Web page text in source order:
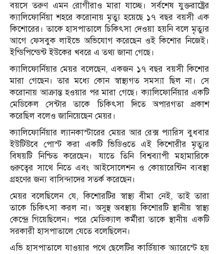
বয়সে তরুণ এমন রোগীরাও মারা যাচ্ছে। সর্বশেষ যুক্তরাষ্ট্রের
ক্যালিফোর্নিয়া শহরে করোনায় মৃত্যু হয়েছে ১৭ বছর বয়সী এক
কিশোরের। তাকে হাসপাতালে চিকিৎসা দেওয়া হয়নি বলে মৃত্যুর
আগে ফেসবুক লাইভে অভিযোগ করেছেন ওই কিশোর নিজেই।
ইন্ডিপিন্ডেন্ট ইউকের খবরে এ তথ্য জানা গেছে।
ক্যালিফোর্নিয়ার মেয়র বলেছেন, একজন ১৭ বছর বয়সী কিশোর
মারা গেছেন। তার মধ্যে কোন স্বাস্থ্যগত সমস্যা ছিল না। সে
করোনায় আক্রান্ত হওয়ার পর মারা গেছে। ক্যালিফোর্নিয়ার একটি
মেডিকেল সেন্টার তাকে চিকিৎসা দিতে অপারগতা প্রকাশ
করেছিল বলেও জানিয়েছেন মেয়র।
ক্যালিফোর্নিয়ার ল্যানকাস্টারের মেয়র আর রেক্স প্যারিস বুধবার
ইউটিউবে পোস্ট করা একটি ভিডিওতে এই কিশোরীর মৃত্যুর
বিষয়টি নিশ্চিত করেছেন। যাতে তিনি বিশ্বব্যাপী মহামারিকে
গুরুত্বের সাথে নিতে এবং আইসোলেশন ও কোয়ারেন্টিন ব্যবস্থা
গ্রহণের জন্য বাসিন্দাদের সতর্ক করেছেন।
মেয়র বলেছিলেন যে, কিশোরটির স্বাস্থ্য বীমা নেই, তাই তারা
তাকে চিকিৎসা করল না। অসুস্থ অবস্থায় কিশোরটি স্থানীয় স্বাস্থ্য
কেন্দ্রে গিয়েছিলেন। পরে মেডিক্যাল কর্মীরা তাকে স্থানীয় একটি
সরকারী হাসপাতালে যেতে বলেছিলেন।
এভি হাসপাতালে যাওয়ার পথে ছেলেটির কার্ডিয়াক অ্যারেস্টে হয়